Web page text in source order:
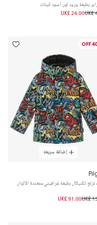
بطبعة ورود لون أسود للبنات
UK£
UK£ 24.00
إضافة سريعة
تكنيكال بطبعة غرافيتي متعددة الألوان
UK£
UK£ 91.00